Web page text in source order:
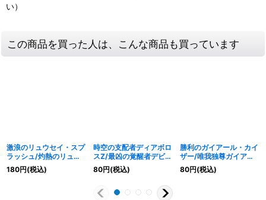
い）
この商品を買った人は、こんな商品も買っています
激浪のリュウセイ・スプ
ラッシュ/灼熱のリュウ
セイ・ボルケーノ/大地
のリュウセイ・ガイア/
180円(税込)
時空の支配者ディアボロ
スZ/最凶の覚醒者デビ
ル・ディアボロス
Z【SR】
《超次元》
80円(税込)
勝利のガイアール・カイ
ザー/唯我独尊ガイアー
ル・オレドラゴン
【VIC】
80円(税込)